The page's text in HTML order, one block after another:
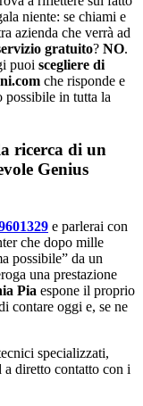
niente: se chiami e
azienda che verrà ad
gratuito? NO.
puoi scegliere di
che risponde e
possibile in tutta la
ricerca di un
Genius
e parlerai con
che dopo mille
possibile” da un
una prestazione
Pia espone il proprio
contare oggi e, se ne
specializzati,
a diretto contatto con i